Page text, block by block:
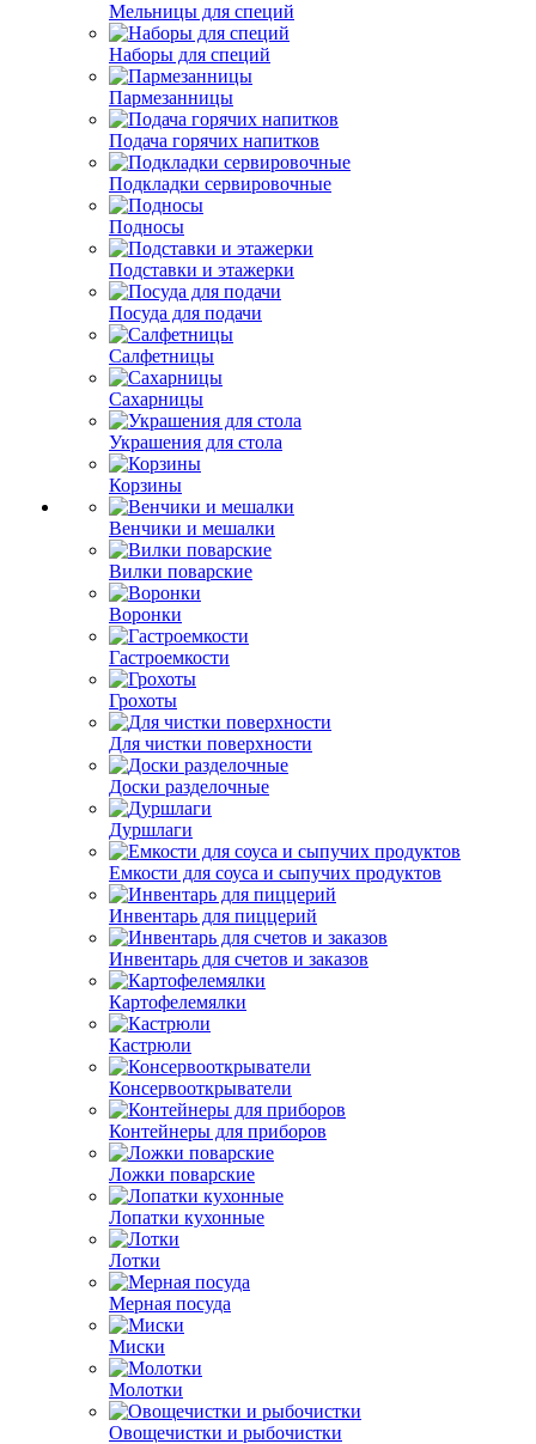
Мельницы для специй
Наборы для специй
Пармезанницы
Подача горячих напитков
Подкладки сервировочные
Подносы
Подставки и этажерки
Посуда для подачи
Салфетницы
Сахарницы
Украшения для стола
Корзины
Венчики и мешалки
Вилки поварские
Воронки
Гастроемкости
Грохоты
Для чистки поверхности
Доски разделочные
Дуршлаги
Емкости для соуса и сыпучих продуктов
Инвентарь для пиццерий
Инвентарь для счетов и заказов
Картофелемялки
Кастрюли
Консервооткрыватели
Контейнеры для приборов
Ложки поварские
Лопатки кухонные
Лотки
Мерная посуда
Миски
Молотки
Овощечистки и рыбочистки